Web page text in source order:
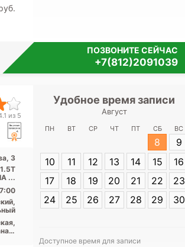
ПОЗВОНИТЕ СЕЙЧАС
+7(812)2091039
из 5
3
...
Удобное время записи
Август
ПН ВТ СР ЧТ ПТ СБ ВС
8
9
10
11 12 13 14 15
16
17
18 19 20 21 22
23
24
25 26 27 28 29 30
Доступное время для записи